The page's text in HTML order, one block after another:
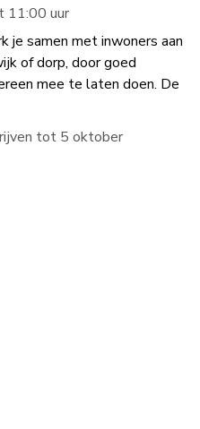
11:00 uur
je samen met inwoners aan
of dorp, door goed
mee te laten doen. De
tot 5 oktober